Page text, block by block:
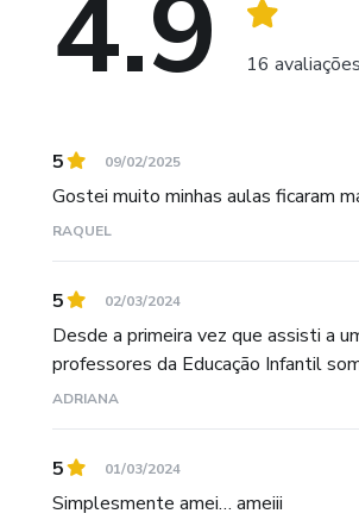
4.9 16 avaliações
5 09/02/2025
Gostei muito minhas aulas ficaram
RAQUEL
5 02/03/2024
Desde a primeira vez que assisti a
professores da Educação Infantil
ADRIANA
5 01/03/2024
Simplesmente amei… ameiii